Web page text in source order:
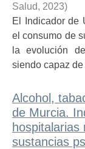
Salud, 2023)
El Indicador de
el consumo de
la evolución
siendo capaz
Alcohol,
de Murcia.
sustancias